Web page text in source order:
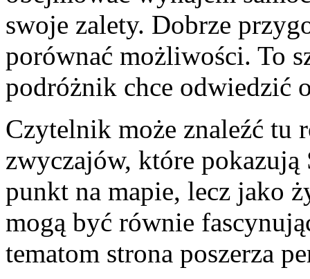
swoje zalety. Dobrze
porównać możliwości. To
podróżnik chce odwiedzić
Czytelnik może znaleźć tu
zwyczajów, które
punkt na mapie, lecz jako
mogą być równie
tematom strona poszerza